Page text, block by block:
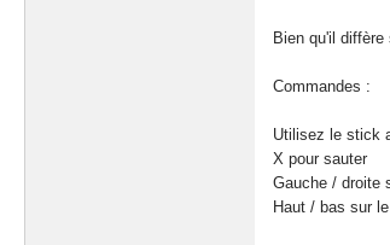
Bien qu'il
Commandes :
Utilisez le stick
X pour sauter
Gauche / droite
Haut / bas sur